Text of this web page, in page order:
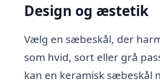
Design og æstetik
Vælg en sæbeskål, der
som hvid, sort eller grå
kan en keramisk sæbeskål